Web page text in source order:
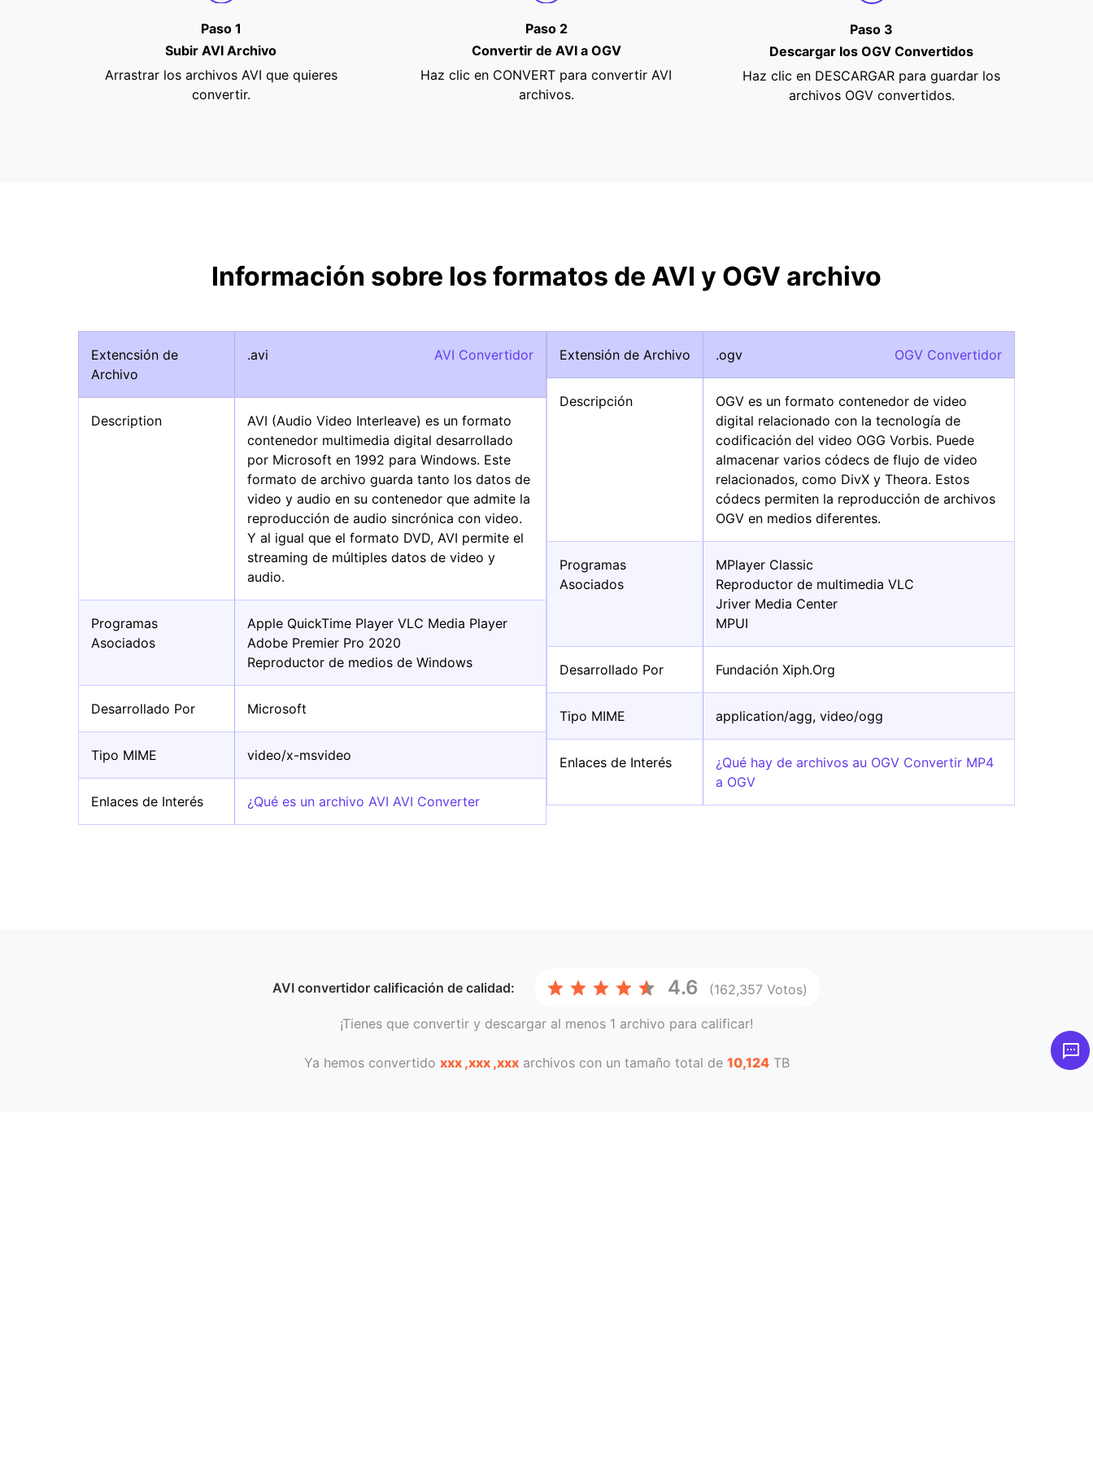
Paso 1
Subir AVI Archivo
Arrastrar los archivos AVI que quieres
convertir.
Paso 2
Convertir de AVI a OGV
Haz clic en CONVERT para convertir AVI
archivos.
Paso 3
Descargar los OGV Convertidos
Haz clic en DESCARGAR para guardar los
archivos OGV convertidos.
Información sobre los formatos de AVI y OGV archivo
Extencsión de
Archivo
.avi AVI Convertidor
Description
AVI (Audio Video Interleave) es un formato
contenedor multimedia digital desarrollado
por Microsoft en 1992 para Windows. Este
formato de archivo guarda tanto los datos de
video y audio en su contenedor que admite la
reproducción de audio sincrónica con video.
Y al igual que el formato DVD, AVI permite el
streaming de múltiples datos de video y
audio.
Programas
Asociados
Apple QuickTime Player VLC Media Player
Adobe Premier Pro 2020
Reproductor de medios de Windows
Desarrollado Por Microsoft
Tipo MIME video/x-msvideo
Enlaces de Interés ¿Qué es un archivo AVI AVI Converter
Extensión de Archivo .ogv OGV Convertidor
Descripción
OGV es un formato contenedor de video
digital relacionado con la tecnología de
codificación del video OGG Vorbis. Puede
almacenar varios códecs de flujo de video
relacionados, como DivX y Theora. Estos
códecs permiten la reproducción de archivos
OGV en medios diferentes.
Programas
Asociados
MPlayer Classic
Reproductor de multimedia VLC
Jriver Media Center
MPUI
Desarrollado Por Fundación Xiph.Org
Tipo MIME application/agg, video/ogg
Enlaces de Interés
¿Qué hay de archivos au OGV Convertir MP4
a OGV
AVI convertidor calificación de calidad: 4.6 (162,357 Votos)
¡Tienes que convertir y descargar al menos 1 archivo para calificar!
Ya hemos convertido xxx ,xxx ,xxxarchivos con un tamaño total de 10,124TB